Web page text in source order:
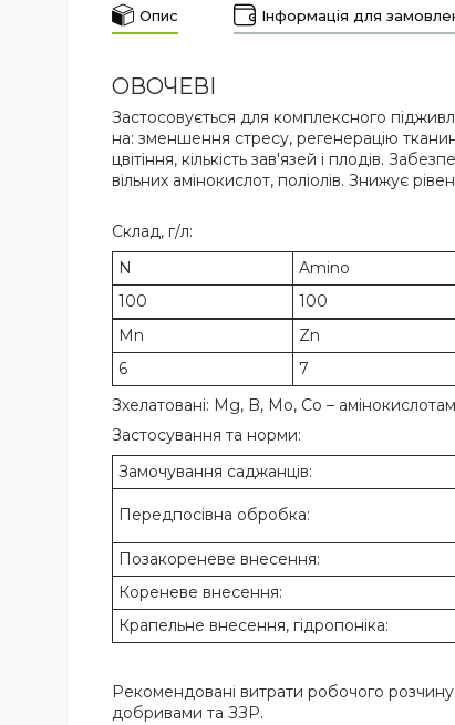
Опис Інформація для
ОВОЧЕВІ
Застосовується для комплексного
на: зменшення стресу, регенерацію
цвітіння, кількість зав'язей і плодів.
вільних амінокислот, поліолів. Знижує
Склад, г/л:
N
Amino
100
100
Mn
Zn
6
7
Зхелатовані: Mg, B, Mo, Co –
Застосування та норми:
Замочування саджанців:
Передпосівна обробка:
Позакореневе внесення:
Кореневе внесення:
Крапельне внесення, гідропоніка:
Рекомендовані витрати робочого
добривами та ЗЗР.